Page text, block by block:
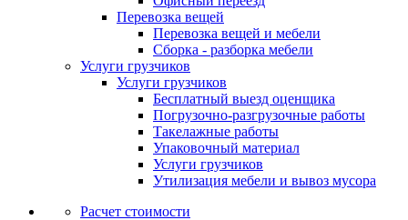
Перевозка вещей
Перевозка вещей и мебели
Сборка - разборка мебели
Услуги грузчиков
Услуги грузчиков
Бесплатный выезд оценщика
Погрузочно-разгрузочные работы
Такелажные работы
Упаковочный материал
Услуги грузчиков
Утилизация мебели и вывоз мусора
Расчет стоимости